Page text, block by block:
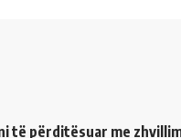
të përditësuar me